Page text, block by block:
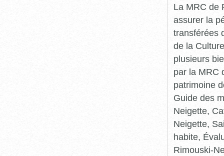
La MRC de
assurer la
transférées
de la
plusieurs
par la MRC
patrimoine
Guide des
Neigette,
Neigette,
habite,
Rimouski-